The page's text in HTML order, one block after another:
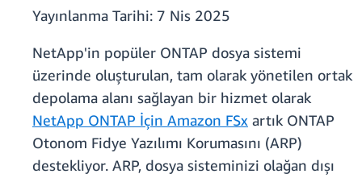
Yayınlanma Tarihi: 7 Nis 2025
NetApp'in popüler ONTAP dosya sistemi
üzerinde oluşturulan, tam olarak yönetilen ortak
depolama alanı sağlayan bir hizmet olarak
NetApp ONTAP İçin Amazon FSx artık ONTAP
Otonom Fidye Yazılımı Korumasını (ARP)
destekliyor. ARP, dosya sisteminizi olağan dışı